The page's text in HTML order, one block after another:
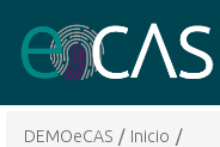
DEMOeCAS / Inicio /